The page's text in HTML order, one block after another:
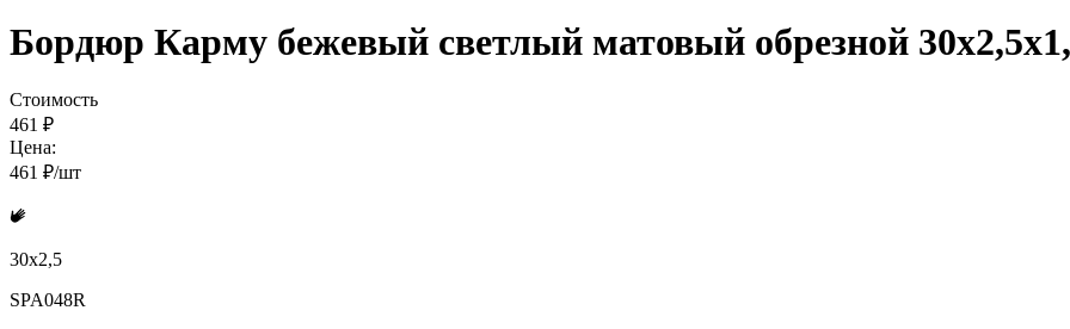
Бордюр Карму бежевый светлый матовый обрезной
Стоимость
461 ₽
Цена:
461 ₽/шт
30x2,5
SPA048R